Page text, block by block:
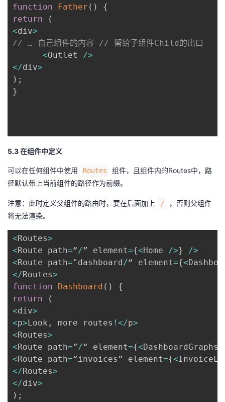
function
Father ( )
{
return
(
<div>
// … 自己组件的内容 // 留给子组件Child的出口
<Outlet />
</div>
) ;
}
5.3 在组件中定义
可以在任何组件中使用 Routes
组件，且组件内的Routes中，路
径默认带上当前组件的路径作为前缀。
注意：此时定义父组件的路由时，要在后面加上 /
，否则父组件
将无法渲染。
<Routes>
<Route path=“/” element={<Home />} />
<Route path="dashboard/“ element={<
</Routes>
function
Dashboard ( )
{
return
(
<div>
<p>Look , more routes ! </p>
<Routes>
<Route path=”/“ element={<DashboardGraphs
<Route path=“invoices” element={<
</Routes>
</div>
) ;